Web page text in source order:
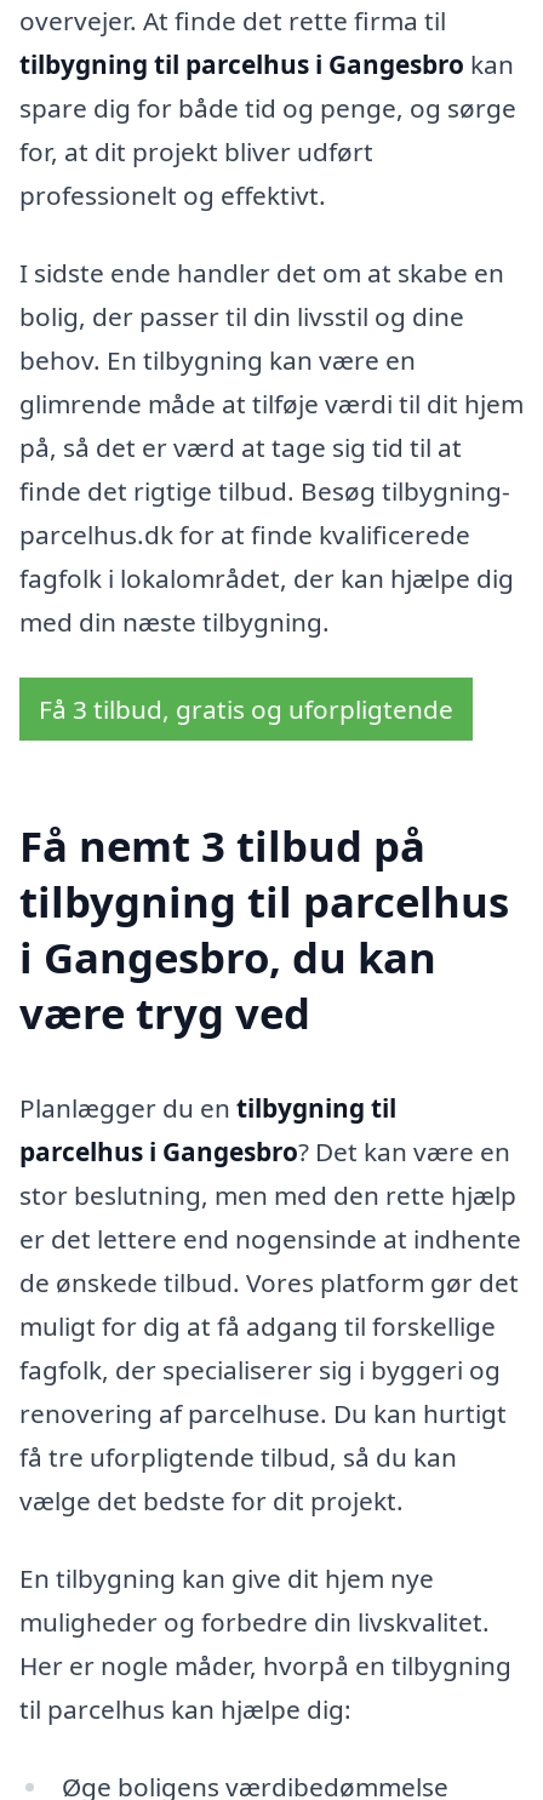
overvejer. At finde det rette firma til
tilbygning til parcelhus i Gangesbro kan
spare dig for både tid og penge, og sørge
for, at dit projekt bliver udført
professionelt og effektivt.
I sidste ende handler det om at skabe en
bolig, der passer til din livsstil og dine
behov. En tilbygning kan være en
glimrende måde at tilføje værdi til dit hjem
på, så det er værd at tage sig tid til at
finde det rigtige tilbud. Besøg tilbygning-
parcelhus.dk for at finde kvalificerede
fagfolk i lokalområdet, der kan hjælpe dig
med din næste tilbygning.
Få 3 tilbud, gratis og uforpligtende
Få nemt 3 tilbud på
tilbygning til parcelhus
i Gangesbro, du kan
være tryg ved
Planlægger du en tilbygning til
parcelhus i Gangesbro? Det kan være en
stor beslutning, men med den rette hjælp
er det lettere end nogensinde at indhente
de ønskede tilbud. Vores platform gør det
muligt for dig at få adgang til forskellige
fagfolk, der specialiserer sig i byggeri og
renovering af parcelhuse. Du kan hurtigt
få tre uforpligtende tilbud, så du kan
vælge det bedste for dit projekt.
En tilbygning kan give dit hjem nye
muligheder og forbedre din livskvalitet.
Her er nogle måder, hvorpå en tilbygning
til parcelhus kan hjælpe dig:
Øge boligens værdibedømmelse